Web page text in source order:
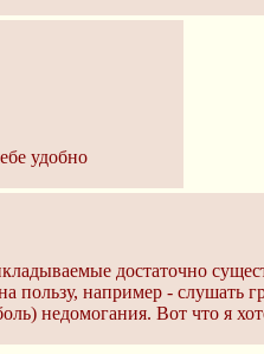
удобно
достаточно
пользу, например -
недомогания. Вот что я